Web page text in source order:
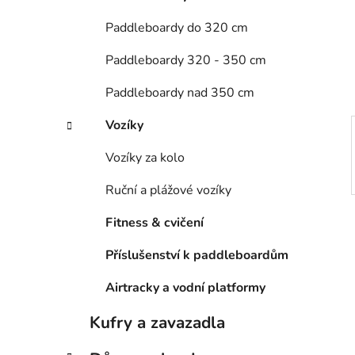
e
Paddleboardy do 320 cm
Paddleboardy 320 - 350 cm
Paddleboardy nad 350 cm
Vozíky
Vozíky za kolo
Ruční a plážové vozíky
Fitness & cvičení
Příslušenství k paddleboardům
Airtracky a vodní platformy
Kufry a zavazadla